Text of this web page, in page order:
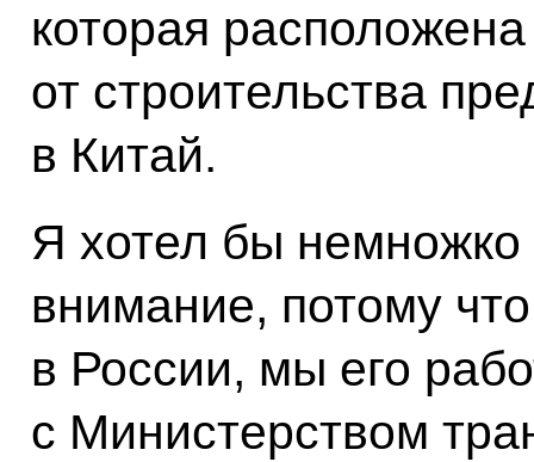
которая
от строительства
в Китай.
Я хотел бы немножко
внимание, потому
в России, мы его
с Министерством